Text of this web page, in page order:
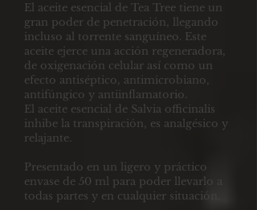
El aceite esencial de Tea Tree tiene un
gran poder de penetración, llegando
incluso al torrente sanguíneo. Este
aceite ejerce una acción regeneradora,
de oxigenación celular así como un
efecto antiséptico, antimicrobiano,
antifúngico y antiinflamatorio.
El aceite esencial de Salvia officinalis
inhibe la transpiración, es analgésico y
relajante.
Presentado en un ligero y práctico
envase de 50 ml para poder llevarlo a
todas partes y en cualquier situación.